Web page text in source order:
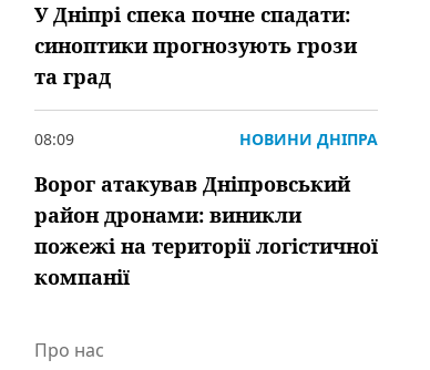
У Дніпрі спека почне спадати:
синоптики прогнозують грози
та град
08:09 НОВИНИ ДНІПРА
Ворог атакував Дніпровський
район дронами: виникли
пожежі на території логістичної
компанії
Про нас